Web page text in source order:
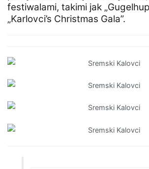
festiwalami, takimi jak
„Karlovci’s Christmas Gala”.